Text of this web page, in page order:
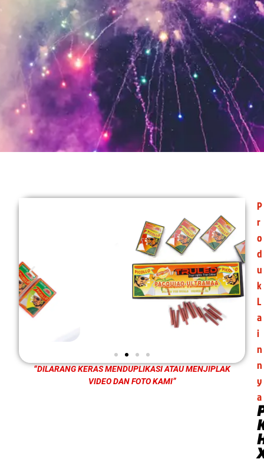
“DILARANG KERAS MENDUPLIKASI ATAU MENJIPLAK
VIDEO DAN FOTO KAMI”
P
r
o
d
u
k
L
a
i
n
n
y
a